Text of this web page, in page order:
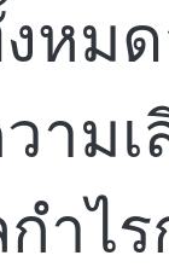
หม
ามเ
ำไ